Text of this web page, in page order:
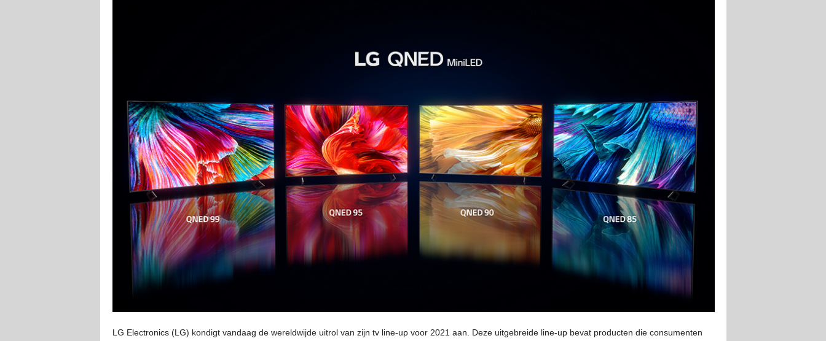
LG Electronics (LG) kondigt vandaag de wereldwijde uitrol van zijn tv line-up voor 2021 aan. Deze uitgebreide line-up bevat producten die consumenten